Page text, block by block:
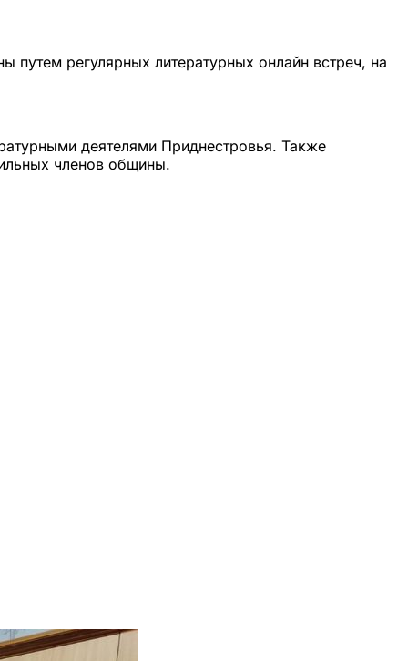
регулярных литературных онлайн встреч, на
деятелями Приднестровья. Также
членов общины.